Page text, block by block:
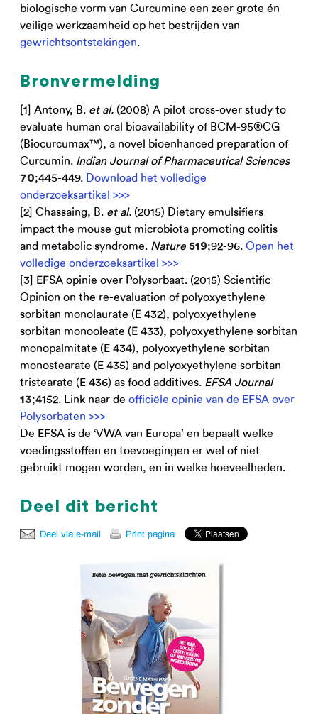
biologische vorm van Curcumine een zeer grote én
veilige werkzaamheid op het bestrijden van
gewrichtsontstekingen.
Bronvermelding
[1] Antony, B. et al. (2008) A pilot cross-over study to
evaluate human oral bioavailability of BCM-95®CG
(Biocurcumax™), a novel bioenhanced preparation of
Curcumin. Indian Journal of Pharmaceutical Sciences
70;445-449. Download het volledige
onderzoeksartikel >>>
[2] Chassaing, B. et al. (2015) Dietary emulsifiers
impact the mouse gut microbiota promoting colitis
and metabolic syndrome. Nature 519;92-96. Open het
volledige onderzoeksartikel >>>
[3] EFSA opinie over Polysorbaat. (2015) Scientific
Opinion on the re-evaluation of polyoxyethylene
sorbitan monolaurate (E 432), polyoxyethylene
sorbitan monooleate (E 433), polyoxyethylene sorbitan
monopalmitate (E 434), polyoxyethylene sorbitan
monostearate (E 435) and polyoxyethylene sorbitan
tristearate (E 436) as food additives. EFSA Journal
13;4152. Link naar de officiële opinie van de EFSA over
Polysorbaten >>>
De EFSA is de ‘VWA van Europa’ en bepaalt welke
voedingsstoffen en toevoegingen er wel of niet
gebruikt mogen worden, en in welke hoeveelheden.
Deel dit bericht